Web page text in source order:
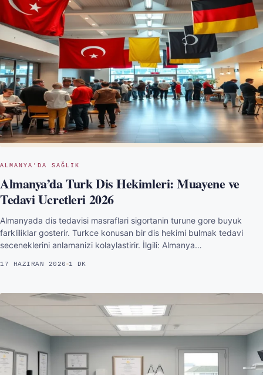
ALMANYA'DA SAĞLIK
Almanya’da Turk Dis Hekimleri: Muayene ve
Tedavi Ucretleri 2026
Almanyada dis tedavisi masraflari sigortanin turune gore buyuk
farkliliklar gosterir. Turkce konusan bir dis hekimi bulmak tedavi
seceneklerini anlamanizi kolaylastirir. İlgili: Almanya…
17 HAZIRAN 2026 1 DK